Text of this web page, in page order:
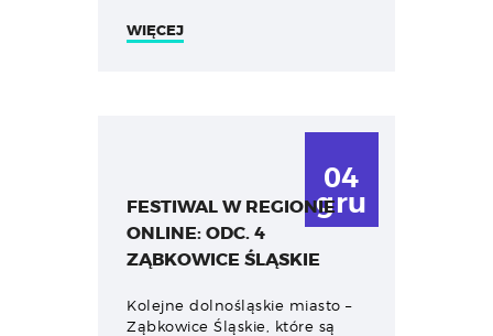
WIĘCEJ
04
gru
FESTIWAL W REGIONIE
ONLINE: ODC. 4
ZĄBKOWICE ŚLĄSKIE
Kolejne dolnośląskie miasto –
Ząbkowice Śląskie, które są